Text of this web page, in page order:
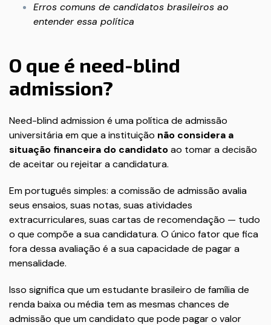
Erros comuns de candidatos brasileiros ao
entender essa política
O que é need-blind
admission?
Need-blind admission é uma política de admissão
universitária em que a instituição não considera a
situação financeira do candidatoao tomar a decisão
de aceitar ou rejeitar a candidatura.
Em português simples: a comissão de admissão avalia
seus ensaios, suas notas, suas atividades
extracurriculares, suas cartas de recomendação — tudo
o que compõe a sua candidatura. O único fator que fica
fora dessa avaliação é a sua capacidade de pagar a
mensalidade.
Isso significa que um estudante brasileiro de família de
renda baixa ou média tem as mesmas chances de
admissão que um candidato que pode pagar o valor